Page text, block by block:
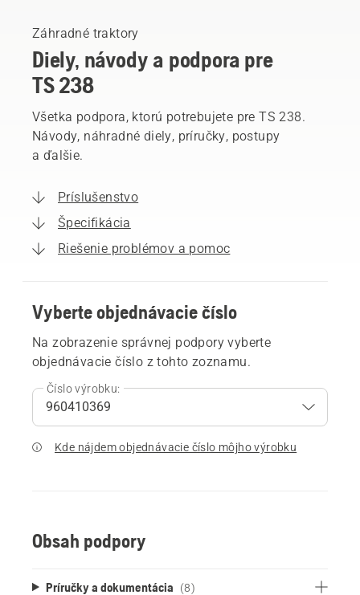
Záhradné traktory
Diely, návody a podpora pre
TS 238
Všetka podpora, ktorú potrebujete pre TS 238.
Návody, náhradné diely, príručky, postupy
a ďalšie.
Príslušenstvo
Špecifikácia
Riešenie problémov a pomoc
Vyberte objednávacie číslo
Na zobrazenie správnej podpory vyberte
objednávacie číslo z tohto zoznamu.
Číslo výrobku:
Kde nájdem objednávacie číslo môjho výrobku
Obsah podpory
Príručky a dokumentácia (8)